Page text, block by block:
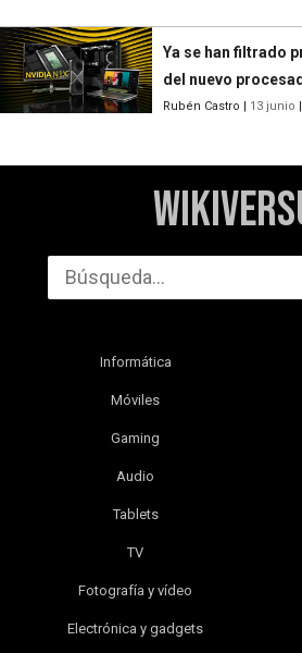
Ya se han filtrado
del nuevo
Rubén Castro 13 junio
Informática
Móviles
Gaming
Audio
Tablets
TV
Fotografía y vídeo
Electrónica y gadgets